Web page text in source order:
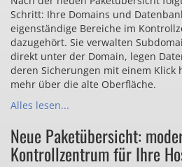
Schritt: Ihre Domains und
eigenständige Bereiche im
dazugehört. Sie verwalten
direkt unter der Domain, legen
deren Sicherungen mit einem Klick
mehr über die alte Oberfläche.
Alles lesen...
Neue Paketübersicht:
Kontrollzentrum für Ihre